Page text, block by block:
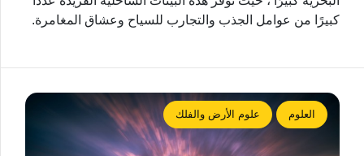
كبيرًا من عوامل الجذب والتجارب للسياح وعشاق المغامرة.
العلوم علوم الأرض والفلك